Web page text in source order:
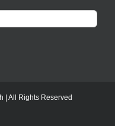
| All Rights Reserved